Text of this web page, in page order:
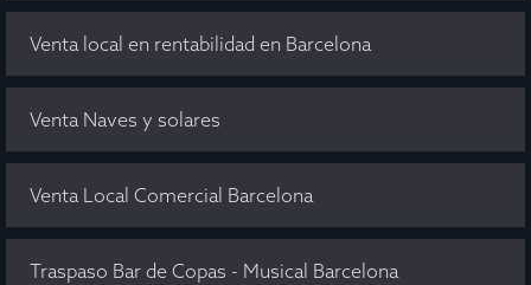
Venta local en rentabilidad en Barcelona
Venta Naves y solares
Venta Local Comercial Barcelona
Traspaso Bar de Copas - Musical Barcelona